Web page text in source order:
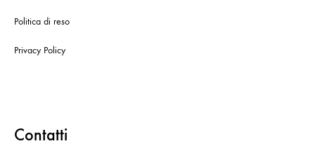
Politica di reso
Privacy Policy
Contatti